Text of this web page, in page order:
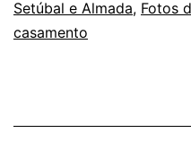
Setúbal e Almada, Fotos
casamento